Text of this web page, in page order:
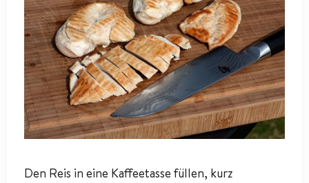
Den Reis in eine Kaffeetasse füllen, kurz